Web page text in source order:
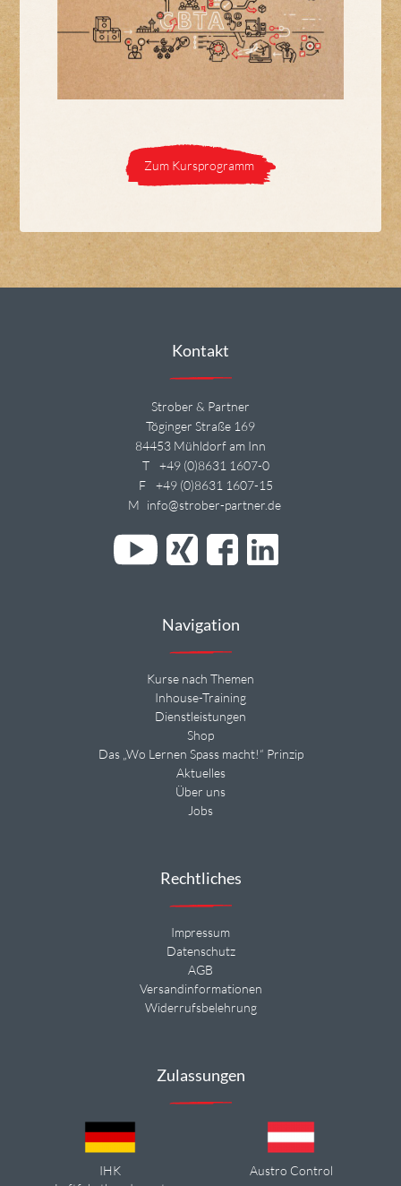
Zum Kursprogramm
Kontakt
Strober & Partner
Töginger Straße 169
84453 Mühldorf am Inn
T
+49 (0)8631 1607-0
F
+49 (0)8631 1607-15
M info@strober-partner.de
Navigation
Kurse nach Themen
Inhouse-Training
Dienstleistungen
Shop
Das „Wo Lernen Spass macht!“ Prinzip
Aktuelles
Über uns
Jobs
Rechtliches
Impressum
Datenschutz
AGB
Versandinformationen
Widerrufsbelehrung
Zulassungen
IHK
Austro Control